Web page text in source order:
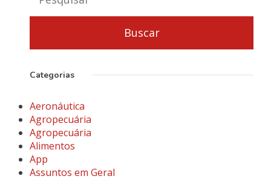
Categorias
Aeronáutica
Agropecuária
Agropecuária
Alimentos
App
Assuntos em Geral